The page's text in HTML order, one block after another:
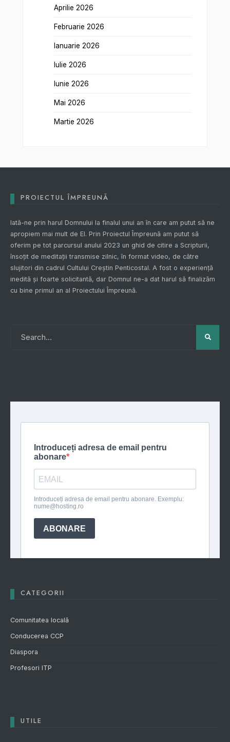
Aprilie 2026
Februarie 2026
Ianuarie 2026
Iulie 2026
Iunie 2026
Mai 2026
Martie 2026
PROIECTUL ÎMPREUNĂ
Iată-ne prin harul Domnului la finalul unui an în care am putut să ne
apropiem mai mult de El. Prin Proiectul Împreună am putut să
oferim pe tot parcursul anului 2023 un ghid de citire a Scripturii,
însoțit de meditații transmise zilnic, în format video, de către
slujitori din cadrul Cultului Creștin Penticostal. A fost o experiență
inedită și foarte solicitantă, dar Domnul ne-a dat harul să finalizăm
cu bine primul an al Proiectului Împreună.
CATEGORII
Comunitatea locală
Conducerea CCP
Diaspora
Profesori ITP
UTILE